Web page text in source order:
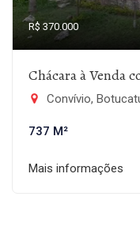
R$ 370.000
Chácara à Venda
Convívio,
737 M²
Mais informações